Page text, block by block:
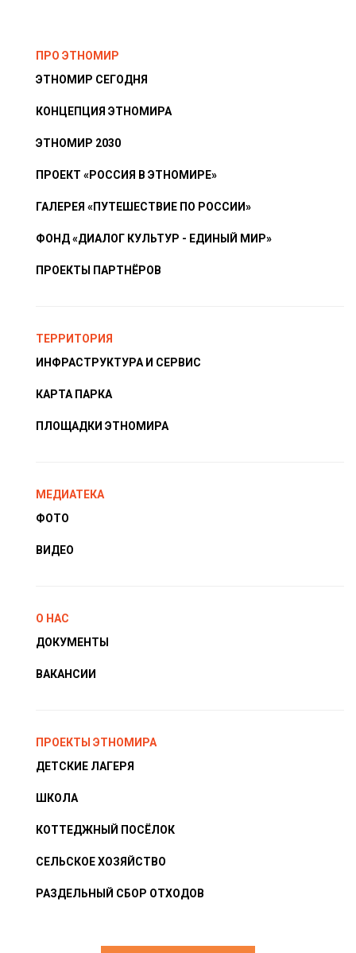
ПРО ЭТНОМИР
ЭТНОМИР СЕГОДНЯ
КОНЦЕПЦИЯ ЭТНОМИРА
ЭТНОМИР 2030
ПРОЕКТ «РОССИЯ В ЭТНОМИРЕ»
ГАЛЕРЕЯ «ПУТЕШЕСТВИЕ ПО РОССИИ»
ФОНД «ДИАЛОГ КУЛЬТУР - ЕДИНЫЙ МИР»
ПРОЕКТЫ ПАРТНЁРОВ
ТЕРРИТОРИЯ
ИНФРАСТРУКТУРА И СЕРВИС
КАРТА ПАРКА
ПЛОЩАДКИ ЭТНОМИРА
МЕДИАТЕКА
ФОТО
ВИДЕО
О НАС
ДОКУМЕНТЫ
ВАКАНСИИ
ПРОЕКТЫ ЭТНОМИРА
ДЕТСКИЕ ЛАГЕРЯ
ШКОЛА
КОТТЕДЖНЫЙ ПОСЁЛОК
СЕЛЬСКОЕ ХОЗЯЙСТВО
РАЗДЕЛЬНЫЙ СБОР ОТХОДОВ